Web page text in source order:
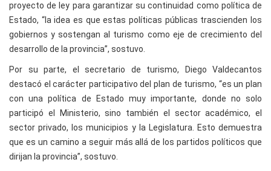
proyecto de ley para garantizar su continuidad como política de
Estado, “la idea es que estas políticas públicas trascienden los
gobiernos y sostengan al turismo como eje de crecimiento del
desarrollo de la provincia”, sostuvo.
Por su parte, el secretario de turismo, Diego Valdecantos
destacó el carácter participativo del plan de turismo, “es un plan
con una política de Estado muy importante, donde no solo
participó el Ministerio, sino también el sector académico, el
sector privado, los municipios y la Legislatura. Esto demuestra
que es un camino a seguir más allá de los partidos políticos que
dirijan la provincia”, sostuvo.